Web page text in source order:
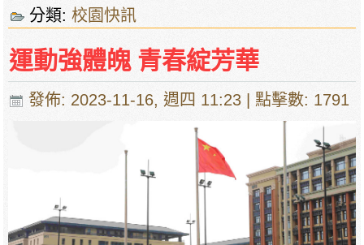
分類:校園快訊
運動強體魄 青春綻芳華
發佈: 2023-11-16, 週四 11:23 | 點擊數: 1791